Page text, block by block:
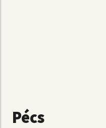
Pécs